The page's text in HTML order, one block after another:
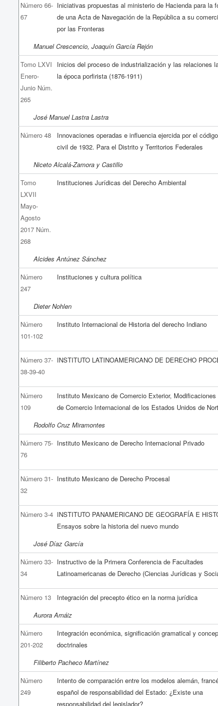
Número 66-
67
Iniciativas propuestas al ministerio de Hacienda para la
de una Acta de Navegación de la República a su
por las Fronteras
Manuel Crescencio, Joaquín García Rejón
Tomo LXVI
Enero-
Junio Núm.
265
Inicios del proceso de industrialización y las relaciones
la época porfirista (1876-1911)
José Manuel Lastra Lastra
Número 48
Innovaciones operadas e influencia ejercida por el
civil de 1932. Para el Distrito y Territorios Federales
Niceto Alcalá-Zamora y Castillo
Tomo
LXVII
Mayo-
Agosto
2017 Núm.
268
Instituciones Jurídicas del Derecho Ambiental
Alcides Antúnez Sánchez
Número
247
Instituciones y cultura política
Dieter Nohlen
Número
101-102
Instituto Internacional de Historia del derecho Indiano
Número 37-
38-39-40
INSTITUTO LATINOAMERICANO DE DERECHO
Número
109
Instituto Mexicano de Comercio Exterior,
de Comercio Internacional de los Estados Unidos de
Rodolfo Cruz Miramontes
Número 75-
76
Instituto Mexicano de Derecho Internacional Privado
Número 31-
32
Instituto Mexicano de Derecho Procesal
Número 3-4 INSTITUTO PANAMERICANO DE GEOGRAFÍA E
Ensayos sobre la historia del nuevo mundo
José Díaz García
Número 33-
34
Instructivo de la Primera Conferencia de Facultades
Latinoamericanas de Derecho (Ciencias Jurídicas y
Número 13
Integración del precepto ético en la norma jurídica
Aurora Arnáiz
Número
201-202
Integración económica, significación gramatical y
doctrinales
Filiberto Pacheco Martínez
Número
249
Intento de comparación entre los modelos alemán,
español de responsabilidad del Estado: ¿Existe una
responsabilidad del legislador?